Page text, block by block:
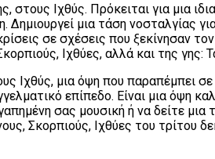
Ιχθύς. Πρόκειται για μια
μια τάση νοσταλγίας
σε σχέσεις που ξεκίνησαν
Ιχθύες, αλλά και της γης:
μια όψη που παραπέμπει σε
επίπεδο. Είναι μια όψη
σας μουσική ή να δείτε μια
Σκορπιούς, Ιχθύες του